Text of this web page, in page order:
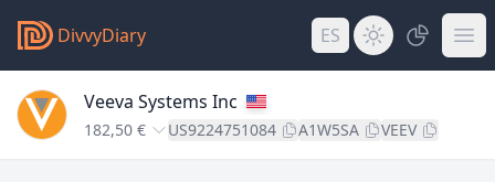
DivvyDiary ES
Veeva Systems Inc
182,50 € US9224751084 A1W5SA VEEV